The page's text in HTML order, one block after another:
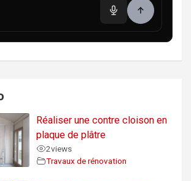
Réaliser une contre cloison en
plaque de plâtre
2views
Travaux de rénovation